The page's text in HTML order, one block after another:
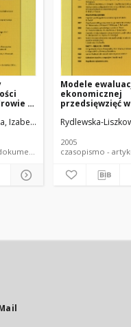
w
Izabela
- artykuł dokument piśmienniczy
Modele
ekonomicznej
przedsięwzięć
na szczeblu
Rydlewska-
2005